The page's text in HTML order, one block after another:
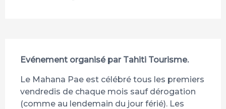
Evénement organisé par Tahiti Tourisme.
Le Mahana Pae est célébré tous les premiers
vendredis de chaque mois sauf dérogation
(comme au lendemain du jour férié). Les